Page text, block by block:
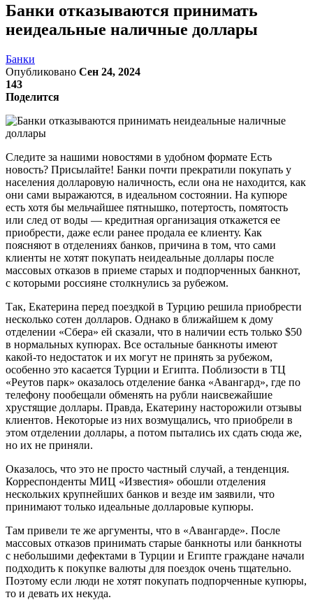
Банки отказываются принимать
неидеальные наличные доллары
Банки
Опубликовано Сен 24, 2024
143
Поделится
Следите за нашими новостями в удобном формате Есть
новость? Присылайте! Банки почти прекратили покупать у
населения долларовую наличность, если она не находится, как
они сами выражаются, в идеальном состоянии. На купюре
есть хотя бы мельчайшее пятнышко, потертость, помятость
или след от воды — кредитная организация откажется ее
приобрести, даже если ранее продала ее клиенту. Как
поясняют в отделениях банков, причина в том, что сами
клиенты не хотят покупать неидеальные доллары после
массовых отказов в приеме старых и подпорченных банкнот,
с которыми россияне столкнулись за рубежом.
Так, Екатерина перед поездкой в Турцию решила приобрести
несколько сотен долларов. Однако в ближайшем к дому
отделении «Сбера» ей сказали, что в наличии есть только $50
в нормальных купюрах. Все остальные банкноты имеют
какой-то недостаток и их могут не принять за рубежом,
особенно это касается Турции и Египта. Поблизости в ТЦ
«Реутов парк» оказалось отделение банка «Авангард», где по
телефону пообещали обменять на рубли наисвежайшие
хрустящие доллары. Правда, Екатерину насторожили отзывы
клиентов. Некоторые из них возмущались, что приобрели в
этом отделении доллары, а потом пытались их сдать сюда же,
но их не приняли.
Оказалось, что это не просто частный случай, а тенденция.
Корреспонденты МИЦ «Известия» обошли отделения
нескольких крупнейших банков и везде им заявили, что
принимают только идеальные долларовые купюры.
Там привели те же аргументы, что в «Авангарде». После
массовых отказов принимать старые банкноты или банкноты
с небольшими дефектами в Турции и Египте граждане начали
подходить к покупке валюты для поездок очень тщательно.
Поэтому если люди не хотят покупать подпорченные купюры,
то и девать их некуда.